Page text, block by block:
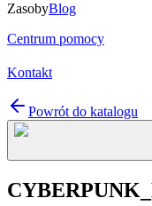
ZasobyBlog
Centrum pomocy
Kontakt
Powrót do katalogu